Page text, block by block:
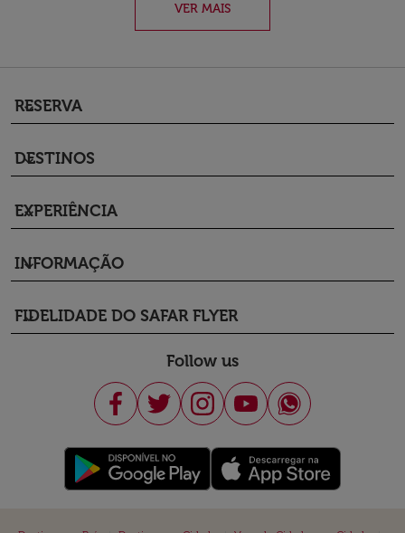
VER MAIS
RESERVA
keyboard_arrow_down
DESTINOS
keyboard_arrow_down
EXPERIÊNCIA
keyboard_arrow_down
INFORMAÇÃO
keyboard_arrow_down
FIDELIDADE DO SAFAR FLYER
keyboard_arrow_down
Follow us